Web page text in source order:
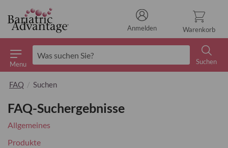
Menu
Suchen
Warenkorb
Anmelden
FAQ Suchen
FAQ-Suchergebnisse
Allgemeines
Produkte